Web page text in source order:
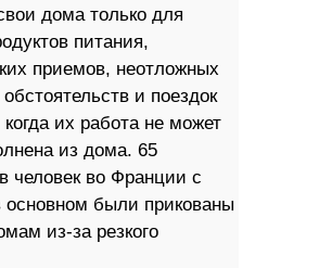
дома только для
питания,
приемов, неотложных
и поездок
когда их работа не может
из дома. 65
человек во Франции с
основном были прикованы
из-за резкого